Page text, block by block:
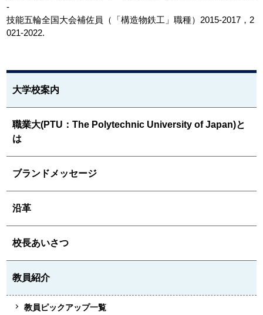
-
技能五輪全国大会補佐員（「構造物鉄工」職種）2015-2017，2
021-2022.
大学校案内
職業大(PTU：The Polytechnic University of Japan)と
は
ブランドメッセージ
沿革
校長あいさつ
教員紹介
教員ピックアップ一覧